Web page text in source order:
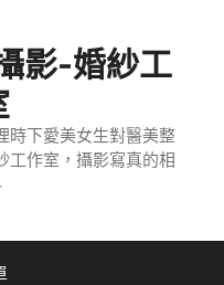
影-婚紗工
時下愛美女生對醫美整
工作室，攝影寫真的相